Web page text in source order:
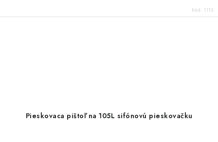
Kód: 1110
Pieskovaca pištoľ na 105L sifónovú pieskovačku